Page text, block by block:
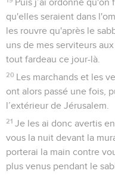
Puis j’ai ordonné
qu'elles seraient dans
les rouvre qu'après le
uns de mes serviteurs
tout fardeau ce jour-là.
20 Les marchands et les
ont alors passé une fois,
l’extérieur de Jérusalem.
21 Je les ai donc avertis
vous la nuit devant la
porterai la main contre
plus venus pendant le